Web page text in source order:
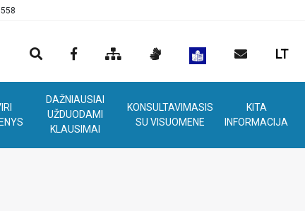
LT
DAŽNIAUSIAI
UŽDUODAMI
KLAUSIMAI
KONSULTAVIMASIS
SU VISUOMENE
KITA
INFORMACIJA